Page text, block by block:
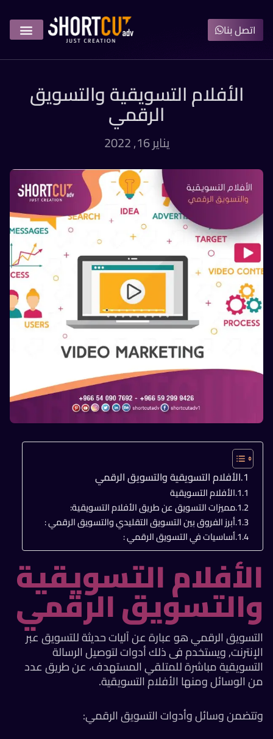
اتصل بنا
الأفلام التسويقية والتسويق
الرقمي
يناير 16, 2022
الأفلام التسويقية والتسويق الرقمي
الأفلام التسويقية
مميزات التسويق عن طريق الأفلام التسويقية:
أبرز الفروق بين التسويق التقليدي والتسويق الرقمي :
أساسيات في التسويق الرقمي :
الأفلام التسويقية
والتسويق الرقمي
التسويق الرقمي هو عبارة عن آليات حديثة للتسويق عبر
الإنترنت, ويستخدم فى ذلك أدوات لتوصيل الرسالة
التسويقية مباشرة للمتلقي المستهدف، عن طريق عدد
من الوسائل ومنها الأفلام التسويقية.
وتتضمن وسائل وأدوات التسويق الرقمي: